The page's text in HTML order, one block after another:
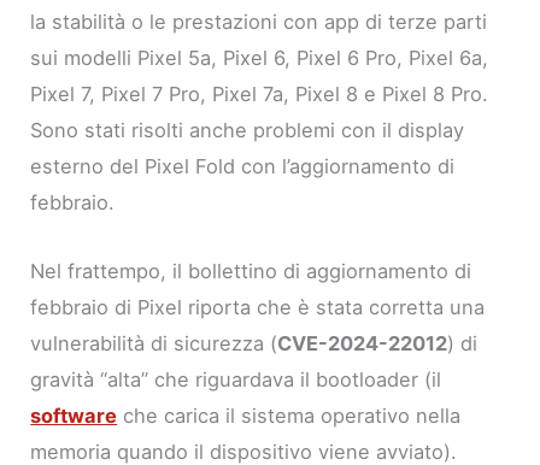
la stabilità o le prestazioni con app di terze parti
sui modelli Pixel 5a, Pixel 6, Pixel 6 Pro, Pixel 6a,
Pixel 7, Pixel 7 Pro, Pixel 7a, Pixel 8 e Pixel 8 Pro.
Sono stati risolti anche problemi con il display
esterno del Pixel Fold con l’aggiornamento di
febbraio.
Nel frattempo, il bollettino di aggiornamento di
febbraio di Pixel riporta che è stata corretta una
vulnerabilità di sicurezza (CVE-2024-22012) di
gravità “alta” che riguardava il bootloader (il
software che carica il sistema operativo nella
memoria quando il dispositivo viene avviato).